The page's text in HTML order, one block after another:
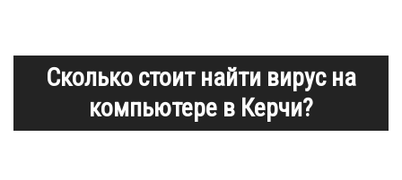
Сколько стоит найти вирус на
компьютере в Керчи?